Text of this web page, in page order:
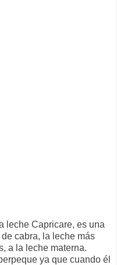
leche Capricare, es una
cabra, la leche más
a la leche materna.
ya que cuando él